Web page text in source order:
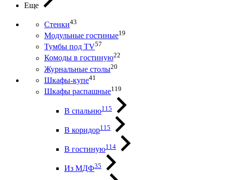
Еще
Стенки43
Модульные гостиные19
Тумбы под ТV57
Комоды в гостиную22
Журнальные столы20
Шкафы-купе41
Шкафы распашные119
В спальню115
В коридор115
В гостиную114
Из МДФ35